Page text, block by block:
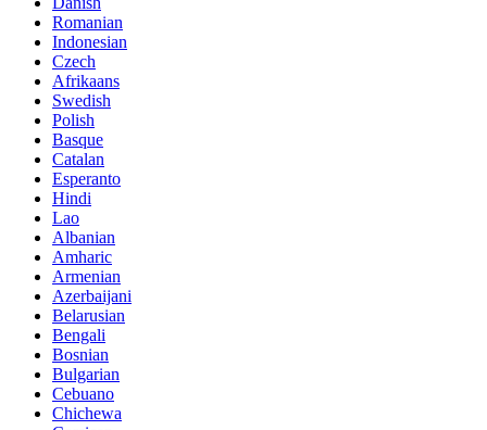
Romanian
Indonesian
Czech
Afrikaans
Swedish
Polish
Basque
Catalan
Esperanto
Hindi
Lao
Albanian
Amharic
Armenian
Azerbaijani
Belarusian
Bengali
Bosnian
Bulgarian
Cebuano
Chichewa